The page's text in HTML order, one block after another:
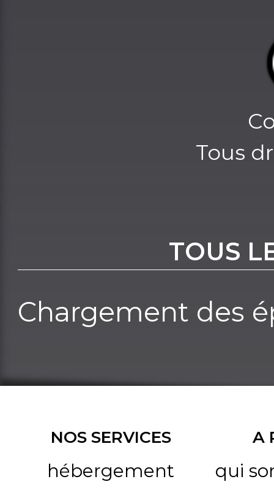
Tous
TOUS
Chargement des
NOS SERVICES
hébergement
A
qui